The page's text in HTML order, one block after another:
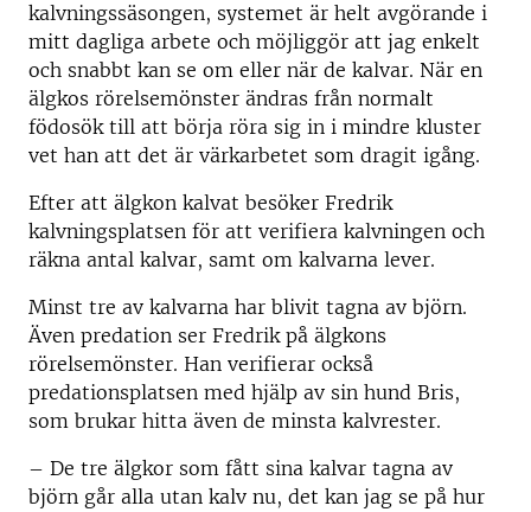
kalvningssäsongen, systemet är helt avgörande i
mitt dagliga arbete och möjliggör att jag enkelt
och snabbt kan se om eller när de kalvar. När en
älgkos rörelsemönster ändras från normalt
födosök till att börja röra sig in i mindre kluster
vet han att det är värkarbetet som dragit igång.
Efter att älgkon kalvat besöker Fredrik
kalvningsplatsen för att verifiera kalvningen och
räkna antal kalvar, samt om kalvarna lever.
Minst tre av kalvarna har blivit tagna av björn.
Även predation ser Fredrik på älgkons
rörelsemönster. Han verifierar också
predationsplatsen med hjälp av sin hund Bris,
som brukar hitta även de minsta kalvrester.
– De tre älgkor som fått sina kalvar tagna av
björn går alla utan kalv nu, det kan jag se på hur